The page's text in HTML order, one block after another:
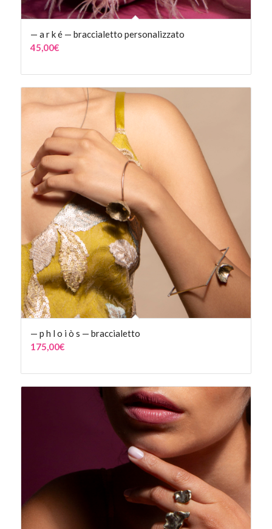
— a r k é — braccialetto personalizzato
45,00€
— p h l o i ò s — braccialetto
175,00€